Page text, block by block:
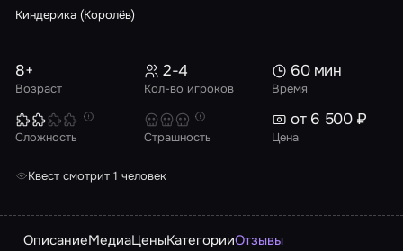
Киндерика (Королёв)
Возраст
8+
Кол-во игроков
2-4
Время
60 мин
Сложность Страшность Цена
от 6 500 ₽
Квест смотрит 1 человек
ОписаниеМедиаЦеныКатегорииОтзывы